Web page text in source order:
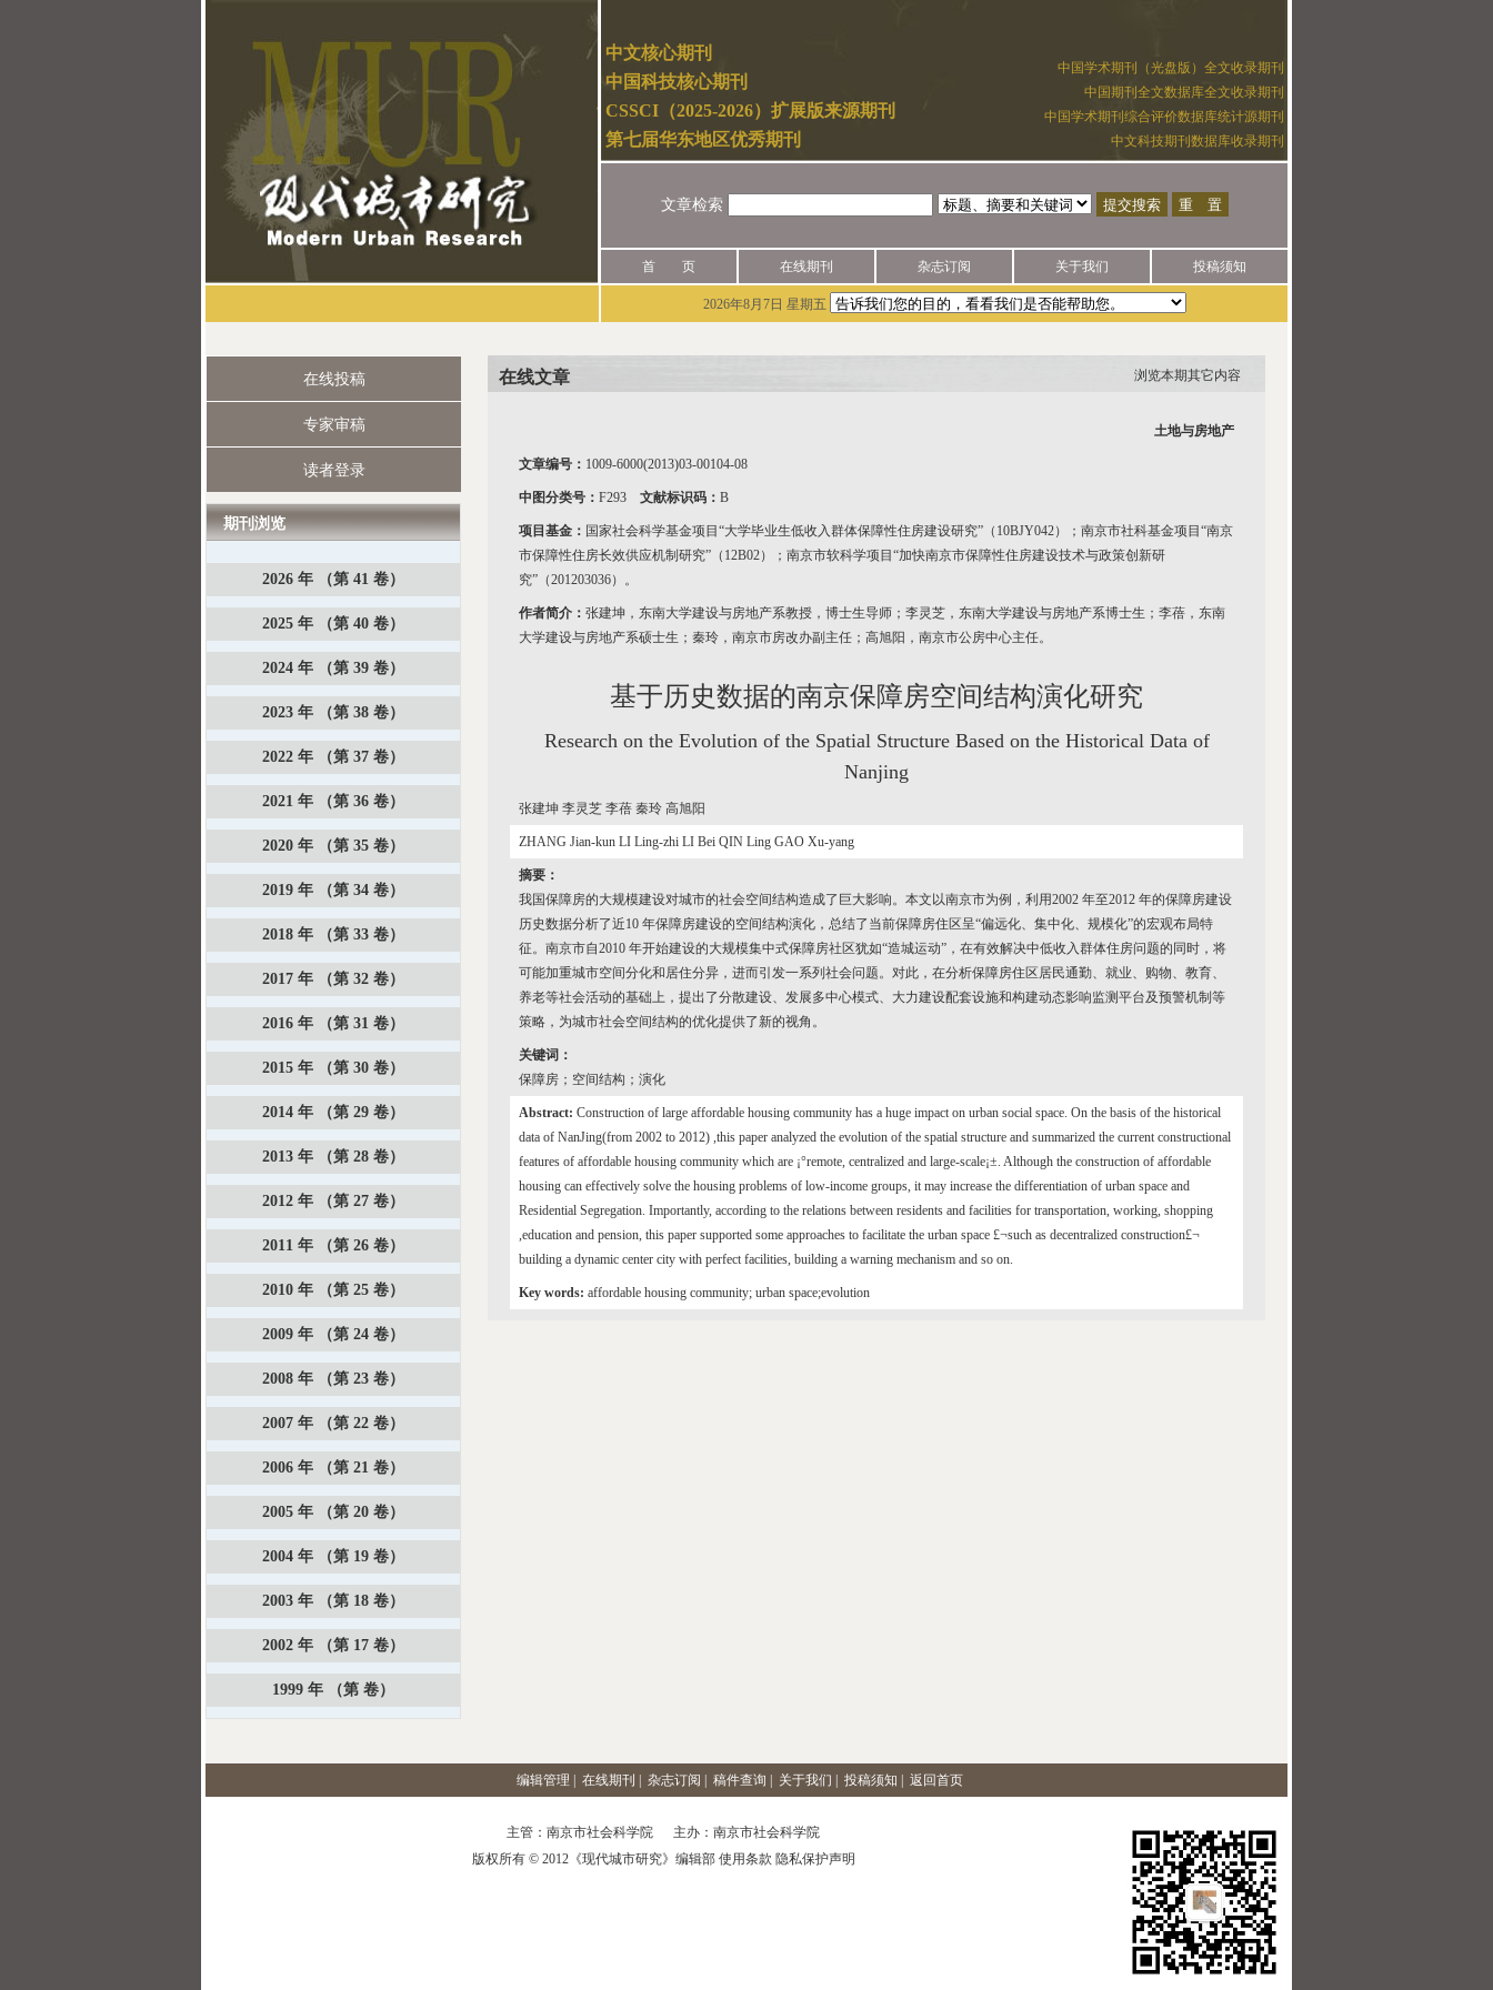
中国学术期刊（光盘版）全文收录期刊
中国期刊全文数据库全文收录期刊
中国学术期刊综合评价数据库统计源期刊
中文科技期刊数据库收录期刊
中文核心期刊
中国科技核心期刊
CSSCI（2025-2026）扩展版来源期刊
第七届华东地区优秀期刊
文章检索
首 页 在线期刊 杂志订阅 关于我们 投稿须知
2026年8月7日 星期五
在线文章 浏览本期其它内容
土地与房地产
文章编号： 1009-6000(2013)03-00104-08
中图分类号： F293 文献标识码： B
项目基金： 国家社会科学基金项目“大学毕业生低收入群体保障性住房建设研究”（10BJY042）；南京市社科基金项目“南京
市保障性住房长效供应机制研究”（12B02）；南京市软科学项目“加快南京市保障性住房建设技术与政策创新研
究”（201203036）。
作者简介： 张建坤，东南大学建设与房地产系教授，博士生导师；李灵芝，东南大学建设与房地产系博士生；李蓓，东南
大学建设与房地产系硕士生；秦玲，南京市房改办副主任；高旭阳，南京市公房中心主任。
基于历史数据的南京保障房空间结构演化研究
Research on the Evolution of the Spatial Structure Based on the Historical Data of
Nanjing
张建坤 李灵芝 李蓓 秦玲 高旭阳
ZHANG Jian-kun LI Ling-zhi LI Bei QIN Ling GAO Xu-yang
摘要：
我国保障房的大规模建设对城市的社会空间结构造成了巨大影响。本文以南京市为例，利用2002 年至2012 年的保障房建设
历史数据分析了近10 年保障房建设的空间结构演化，总结了当前保障房住区呈“偏远化、集中化、规模化”的宏观布局特
征。南京市自2010 年开始建设的大规模集中式保障房社区犹如“造城运动”，在有效解决中低收入群体住房问题的同时，将
可能加重城市空间分化和居住分异，进而引发一系列社会问题。对此，在分析保障房住区居民通勤、就业、购物、教育、
养老等社会活动的基础上，提出了分散建设、发展多中心模式、大力建设配套设施和构建动态影响监测平台及预警机制等
策略，为城市社会空间结构的优化提供了新的视角。
关键词：
保障房；空间结构；演化
Abstract: Construction of large affordable housing community has a huge impact on urban social space. On the basis of the historical
data of NanJing(from 2002 to 2012) ,this paper analyzed the evolution of the spatial structure and summarized the current constructional
features of affordable housing community which are ¡°remote, centralized and large-scale¡±. Although the construction of affordable
housing can effectively solve the housing problems of low-income groups, it may increase the differentiation of urban space and
Residential Segregation. Importantly, according to the relations between residents and facilities for transportation, working, shopping
,education and pension, this paper supported some approaches to facilitate the urban space £¬such as decentralized construction£¬
building a dynamic center city with perfect facilities, building a warning mechanism and so on.
Key words: affordable housing community; urban space;evolution
在线投稿
专家审稿
读者登录
期刊浏览
2026 年 （第 41 卷）
2025 年 （第 40 卷）
2024 年 （第 39 卷）
2023 年 （第 38 卷）
2022 年 （第 37 卷）
2021 年 （第 36 卷）
2020 年 （第 35 卷）
2019 年 （第 34 卷）
2018 年 （第 33 卷）
2017 年 （第 32 卷）
2016 年 （第 31 卷）
2015 年 （第 30 卷）
2014 年 （第 29 卷）
2013 年 （第 28 卷）
2012 年 （第 27 卷）
2011 年 （第 26 卷）
2010 年 （第 25 卷）
2009 年 （第 24 卷）
2008 年 （第 23 卷）
2007 年 （第 22 卷）
2006 年 （第 21 卷）
2005 年 （第 20 卷）
2004 年 （第 19 卷）
2003 年 （第 18 卷）
2002 年 （第 17 卷）
1999 年 （第 卷）
编辑管理 在线期刊 杂志订阅 稿件查询 关于我们 投稿须知 返回首页
主管：南京市社会科学院 主办：南京市社会科学院
版权所有 © 2012《现代城市研究》编辑部 使用条款 隐私保护声明